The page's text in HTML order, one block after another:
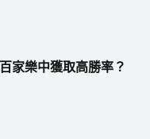
家樂中獲取高勝率？